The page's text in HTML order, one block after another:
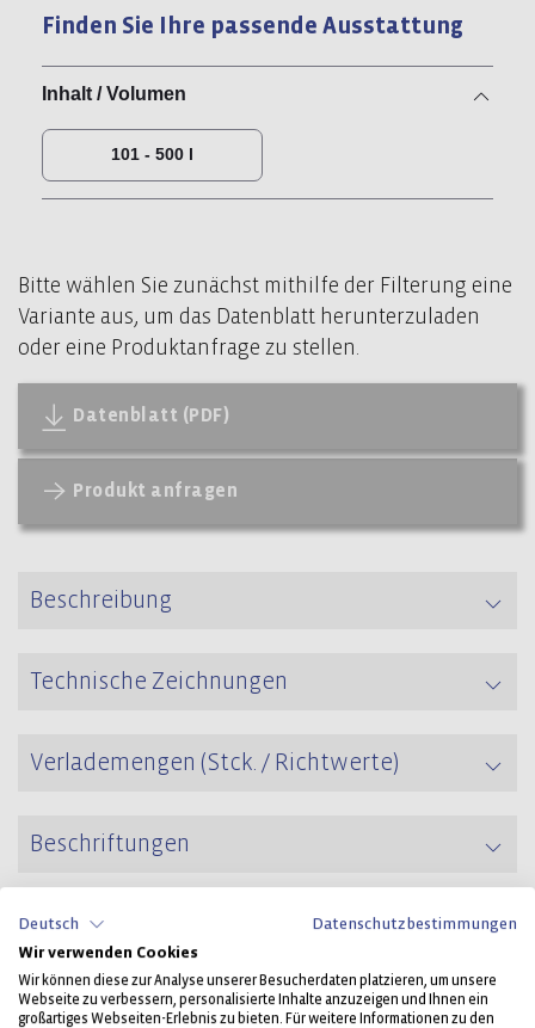
Finden Sie Ihre passende Ausstattung
Inhalt / Volumen
101 - 500 l
Bitte wählen Sie zunächst mithilfe der Filterung eine
Variante aus, um das Datenblatt herunterzuladen
oder eine Produktanfrage zu stellen.
Datenblatt (PDF)
Produkt anfragen
Beschreibung
Technische Zeichnungen
Verlademengen (Stck. / Richtwerte)
Beschriftungen
Weitere Müllgroßbehälter
Deutsch
Datenschutzbestimmungen
Wir verwenden Cookies
Wir können diese zur Analyse unserer Besucherdaten platzieren, um unsere
Webseite zu verbessern, personalisierte Inhalte anzuzeigen und Ihnen ein
großartiges Webseiten-Erlebnis zu bieten. Für weitere Informationen zu den